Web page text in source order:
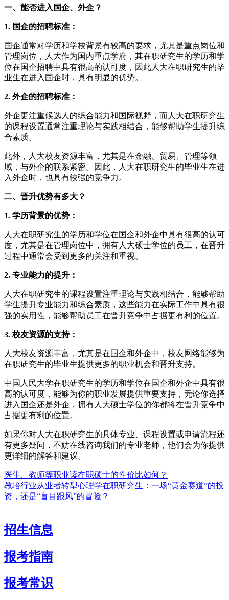
一、能否进入国企、外企？
1. 国企的招聘标准：
国企通常对学历和学校背景有较高的要求，尤其是重点岗位和
管理岗位，人大作为国内重点学府，其在职研究生的学历和学
位在国企招聘中具有很高的认可度，因此人大在职研究生的毕
业生在进入国企时，具有明显的优势。
2. 外企的招聘标准：
外企更注重候选人的综合能力和国际视野，而人大在职研究生
的课程设置通常注重理论与实践相结合，能够帮助学生提升综
合素质。
此外，人大校友资源丰富，尤其是在金融、贸易、管理等领
域，与外企的联系紧密。因此，人大在职研究生的毕业生在进
入外企时，也具有较强的竞争力。
二、晋升优势有多大？
1. 学历背景的优势：
人大在职研究生的学历和学位在国企和外企中具有很高的认可
度，尤其是在管理岗位中，拥有人大硕士学位的员工，在晋升
过程中通常会受到更多的关注和重视。
2. 专业能力的提升：
人大在职研究生的课程设置注重理论与实践相结合，能够帮助
学生提升专业能力和综合素质，这些能力在实际工作中具有很
强的实用性，能够帮助员工在晋升竞争中占据更有利的位置。
3. 校友资源的支持：
人大校友资源丰富，尤其是在国企和外企中，校友网络能够为
在职研究生的毕业生提供更多的职业机会和晋升支持。
中国人民大学在职研究生的学历和学位在国企和外企中具有很
高的认可度，能够为你的职业发展提供重要支持，无论你选择
进入国企还是外企，拥有人大硕士学位的你都将在晋升竞争中
占据更有利的位置。
如果你对人大在职研究生的具体专业、课程设置或申请流程还
有更多疑问，不妨在线咨询我们的专业老师，他们会为你提供
更详细的解答和建议。
医生、教师等职业读在职硕士的性价比如何？
教培行业从业者转型心理学在职研究生：一场“黄金赛道”的投
资，还是“盲目跟风”的冒险？
招生信息
报考指南
报考常识